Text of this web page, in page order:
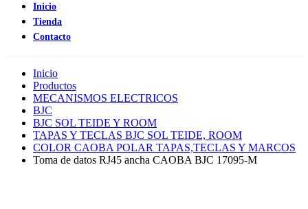
Inicio
Tienda
Contacto
Inicio
Productos
MECANISMOS ELECTRICOS
BJC
BJC SOL TEIDE Y ROOM
TAPAS Y TECLAS BJC SOL TEIDE, ROOM
COLOR CAOBA POLAR TAPAS,TECLAS Y MARCOS
Toma de datos RJ45 ancha CAOBA BJC 17095-M